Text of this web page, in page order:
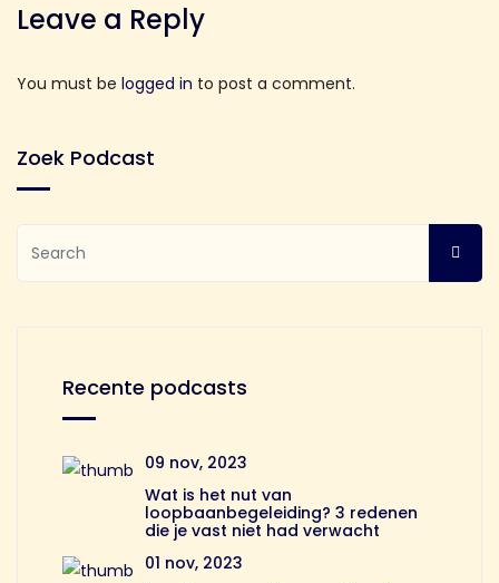
Leave a Reply
You must be logged in to post a comment.
Zoek Podcast
Recente podcasts
09 nov, 2023
Wat is het nut van
loopbaanbegeleiding? 3 redenen
die je vast niet had verwacht
01 nov, 2023